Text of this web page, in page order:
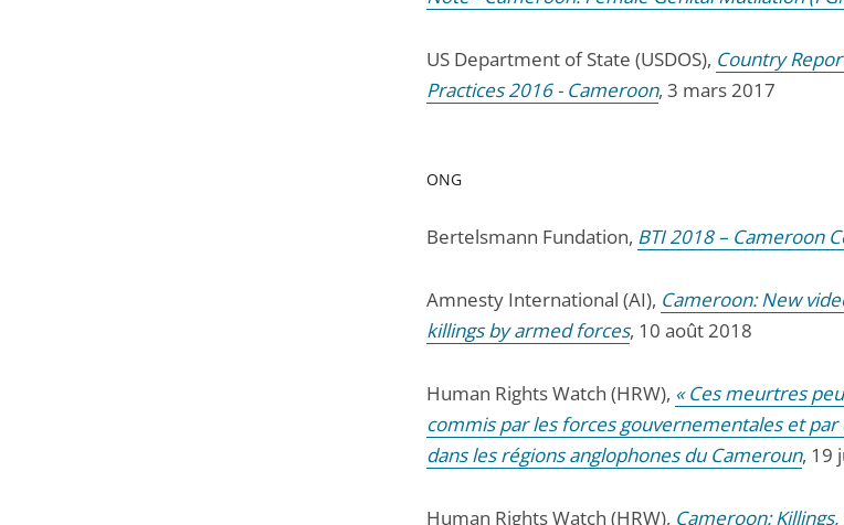
US Department of State (USDOS), Country
Practices 2016 - Cameroon, 3 mars 2017
ONG
Bertelsmann Fundation, BTI 2018 – Cameroon
Amnesty International (AI), Cameroon: New
killings by armed forces, 10 août 2018
Human Rights Watch (HRW), « Ces meurtres
commis par les forces gouvernementales et
dans les régions anglophones du Cameroun, 19
Human Rights Watch (HRW), Cameroon: